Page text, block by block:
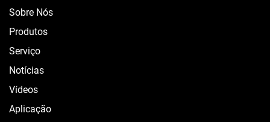
Sobre Nós
Produtos
Serviço
Notícias
Vídeos
Aplicação